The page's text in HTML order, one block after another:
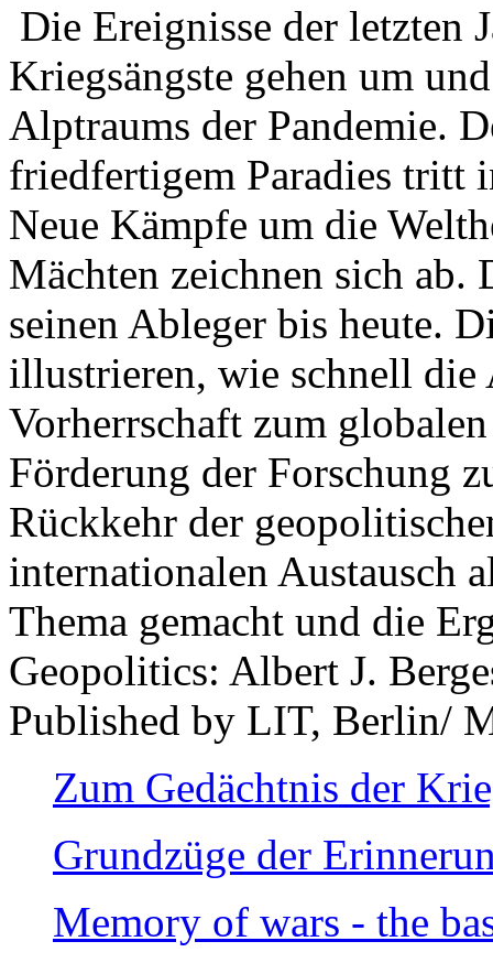
Die Ereignisse der letzten
Kriegsängste gehen um
Alptraums der Pandemie.
friedfertigem Paradies tritt
Neue Kämpfe um die
Mächten zeichnen sich
seinen Ableger bis heute.
illustrieren, wie schnell die
Vorherrschaft zum
Förderung der Forschung
Rückkehr der
internationalen Austausch
Thema gemacht und die
Geopolitics: Albert J.
Published by LIT, Berlin/
Zum Gedächtnis der
Grundzüge der
Memory of wars - the